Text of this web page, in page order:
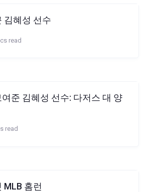
김혜성 선수
read
준 김혜성 선수: 다저스 대 양
read
MLB 홈런